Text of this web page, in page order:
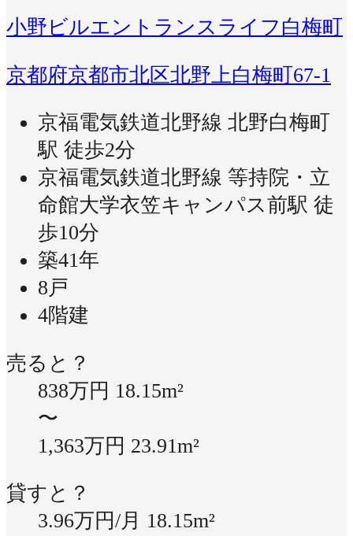
小野ビルエントランスライフ白梅町
京都府京都市北区北野上白梅町67-1
京福電気鉄道北野線 北野白梅町
駅 徒歩2分
京福電気鉄道北野線 等持院・立
命館大学衣笠キャンパス前駅 徒
歩10分
築41年
8戸
4階建
売ると？
838万円 18.15m²
〜
1,363万円 23.91m²
貸すと？
3.96万円/月 18.15m²